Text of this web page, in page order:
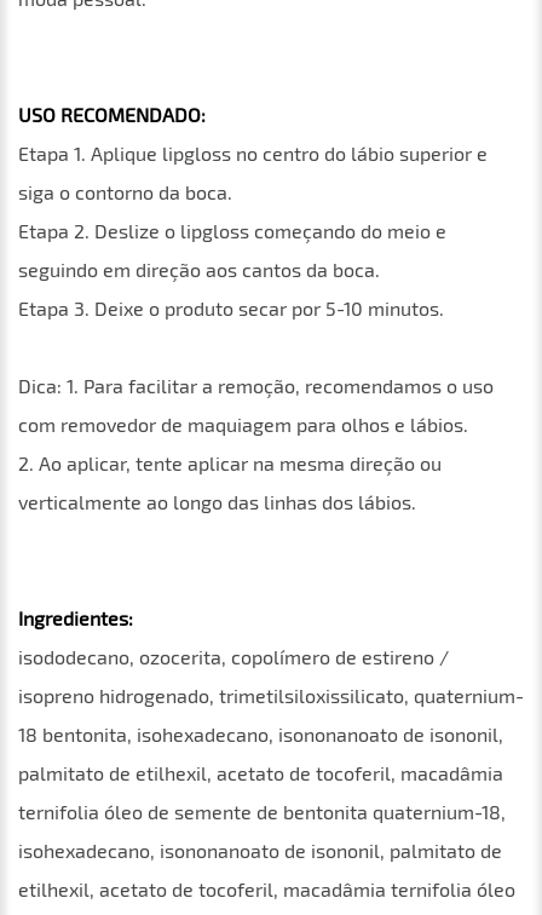
USO RECOMENDADO:
Etapa 1. Aplique lipgloss no centro do lábio superior e
siga o contorno da boca.
Etapa 2. Deslize o lipgloss começando do meio e
seguindo em direção aos cantos da boca.
Etapa 3. Deixe o produto secar por 5-10 minutos.
Dica: 1. Para facilitar a remoção, recomendamos o uso
com removedor de maquiagem para olhos e lábios.
2. Ao aplicar, tente aplicar na mesma direção ou
verticalmente ao longo das linhas dos lábios.
Ingredientes:
isododecano, ozocerita, copolímero de estireno /
isopreno hidrogenado, trimetilsiloxissilicato, quaternium-
18 bentonita, isohexadecano, isononanoato de isononil,
palmitato de etilhexil, acetato de tocoferil, macadâmia
ternifolia óleo de semente de bentonita quaternium-18,
isohexadecano, isononanoato de isononil, palmitato de
etilhexil, acetato de tocoferil, macadâmia ternifolia óleo